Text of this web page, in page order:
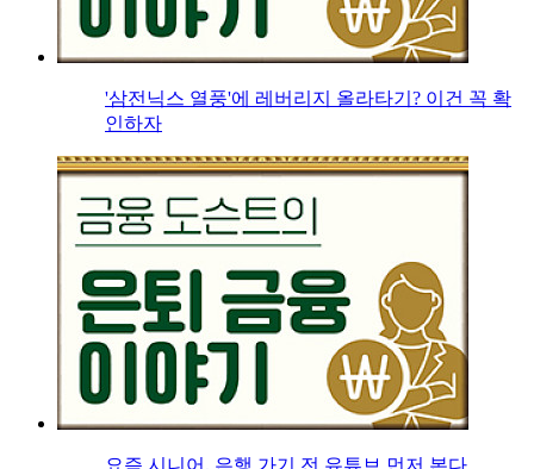
'삼전닉스 열풍'에 레버리지 올라타기? 이건 꼭 확
인하자